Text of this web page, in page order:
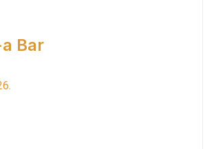
Bar